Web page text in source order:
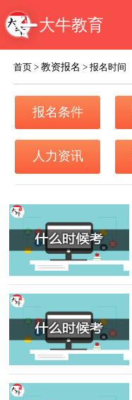
大牛教育
首页 >教资报名 >报名时间
报名条件
人力资讯